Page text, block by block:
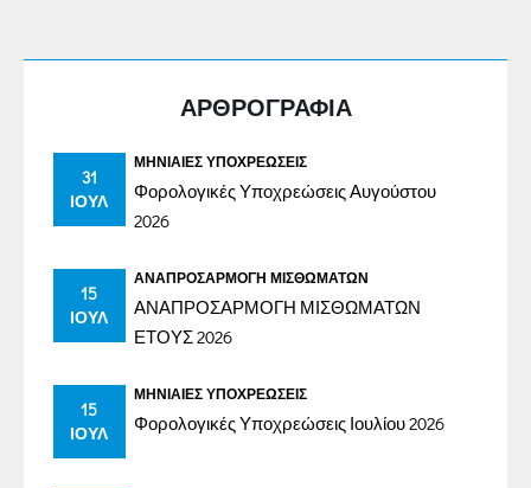
ΑΡΘΡΟΓΡΑΦΙΑ
31
ΙΟΎΛ
ΜΗΝΙΑΊΕΣ ΥΠΟΧΡΕΏΣΕΙΣ
Φορολογικές Υποχρεώσεις Αυγούστου
2026
15
ΙΟΎΛ
ΑΝΑΠΡΟΣΑΡΜΟΓΉ ΜΙΣΘΩΜΆΤΩΝ
ΑΝΑΠΡΟΣΑΡΜΟΓΗ ΜΙΣΘΩΜΑΤΩΝ
ΕΤΟΥΣ 2026
15
ΙΟΎΛ
ΜΗΝΙΑΊΕΣ ΥΠΟΧΡΕΏΣΕΙΣ
Φορολογικές Υποχρεώσεις Ιουλίου 2026